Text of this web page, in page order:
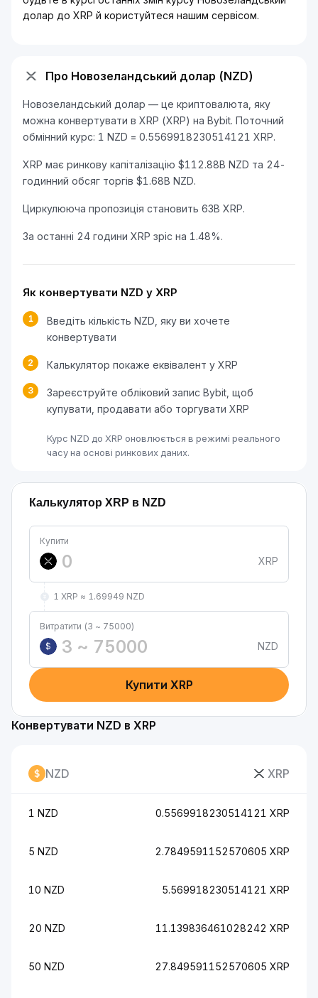
долар до XRP й користуйтеся нашим сервісом.
Про Новозеландський долар (NZD)
Новозеландський долар — це криптовалюта, яку
можна конвертувати в XRP (XRP) на Bybit. Поточний
обмінний курс: 1 NZD = 0.5569918230514121 XRP.
XRP має ринкову капіталізацію $112.88B NZD та 24-
годинний обсяг торгів $1.68B NZD.
Циркулююча пропозиція становить 63B XRP.
За останні 24 години XRP зріс на 1.48%.
Як конвертувати NZD у XRP
1
Введіть кількість NZD, яку ви хочете
конвертувати
2 Калькулятор покаже еквівалент у XRP
3
Зареєструйте обліковий запис Bybit, щоб
купувати, продавати або торгувати XRP
Курс NZD до XRP оновлюється в режимі реального
часу на основі ринкових даних.
Калькулятор XRP в NZD
Купити
XRP
1 XRP ≈ 1.69949 NZD
Витратити (3 ~ 75000)
$
NZD
Купити XRP
Конвертувати NZD в XRP
NZD XRP
1 NZD 0.5569918230514121 XRP
5 NZD 2.7849591152570605 XRP
10 NZD 5.569918230514121 XRP
20 NZD 11.139836461028242 XRP
50 NZD 27.849591152570605 XRP